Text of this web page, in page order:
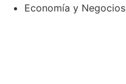
Economía y Negocios